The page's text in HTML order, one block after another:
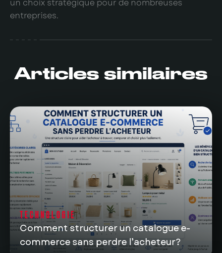
un choix stratégique pour de nombreuses
entreprises.
Articles similaires
TECHNOLOGIE
Comment structurer un catalogue e-
commerce sans perdre l’acheteur?